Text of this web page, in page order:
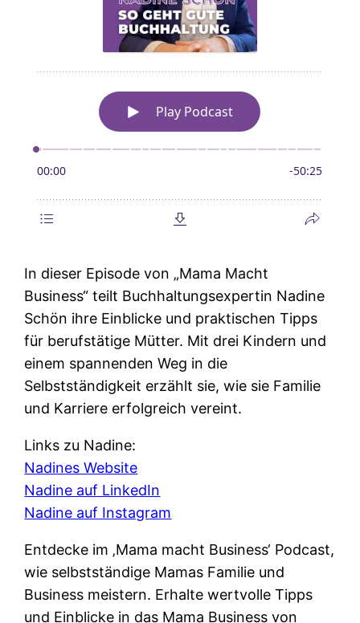
In dieser Episode von „Mama Macht
Business“ teilt Buchhaltungsexpertin Nadine
Schön ihre Einblicke und praktischen Tipps
für berufstätige Mütter. Mit drei Kindern und
einem spannenden Weg in die
Selbstständigkeit erzählt sie, wie sie Familie
und Karriere erfolgreich vereint.
Links zu Nadine:
Nadines Website
Nadine auf LinkedIn
Nadine auf Instagram
Entdecke im ‚Mama macht Business‘ Podcast,
wie selbstständige Mamas Familie und
Business meistern. Erhalte wertvolle Tipps
und Einblicke in das Mama Business von